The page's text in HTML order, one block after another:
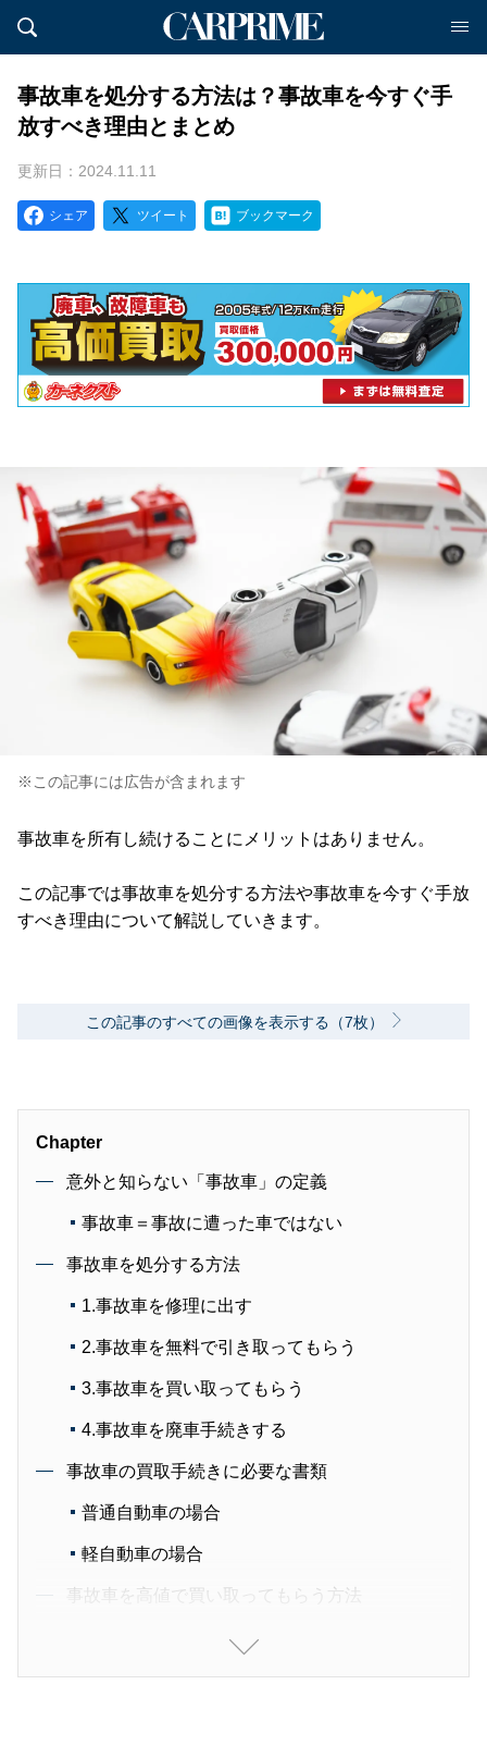
事故車を処分する方法は？事故車を今すぐ手
放すべき理由とまとめ
更新日：2024.11.11
シェア ツイート ブックマーク
※この記事には広告が含まれます
事故車を所有し続けることにメリットはありません。
この記事では事故車を処分する方法や事故車を今すぐ手放
すべき理由について解説していきます。
この記事のすべての画像を表示する（7枚）
Chapter
意外と知らない「事故車」の定義
事故車＝事故に遭った車ではない
事故車を処分する方法
1.事故車を修理に出す
2.事故車を無料で引き取ってもらう
3.事故車を買い取ってもらう
4.事故車を廃車手続きする
事故車の買取手続きに必要な書類
普通自動車の場合
軽自動車の場合
事故車を高値で買い取ってもらう方法
複数の買取業者で見積もりを取る
廃車・事故車の買取専門店を利用する